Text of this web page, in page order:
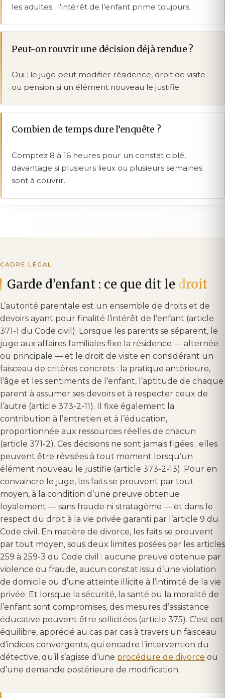
les adultes ; l’intérêt de l’enfant prime toujours.
Peut-on rouvrir une décision déjà rendue ?
Oui : le juge peut modifier résidence, droit de visite
ou pension si un élément nouveau le justifie.
Combien de temps dure l’enquête ?
Comptez 8 à 16 heures pour un constat ciblé,
davantage si plusieurs lieux ou plusieurs semaines
sont à couvrir.
CADRE LÉGAL
Garde d’enfant : ce que dit le droit
L’autorité parentale est un ensemble de droits et de
devoirs ayant pour finalité l’intérêt de l’enfant (article
371-1 du Code civil). Lorsque les parents se séparent, le
juge aux affaires familiales fixe la résidence — alternée
ou principale — et le droit de visite en considérant un
faisceau de critères concrets : la pratique antérieure,
l’âge et les sentiments de l’enfant, l’aptitude de chaque
parent à assumer ses devoirs et à respecter ceux de
l’autre (article 373-2-11). Il fixe également la
contribution à l’entretien et à l’éducation,
proportionnée aux ressources réelles de chacun
(article 371-2). Ces décisions ne sont jamais figées : elles
peuvent être révisées à tout moment lorsqu’un
élément nouveau le justifie (article 373-2-13). Pour en
convaincre le juge, les faits se prouvent par tout
moyen, à la condition d’une preuve obtenue
loyalement — sans fraude ni stratagème — et dans le
respect du droit à la vie privée garanti par l’article 9 du
Code civil. En matière de divorce, les faits se prouvent
par tout moyen, sous deux limites posées par les articles
259 à 259-3 du Code civil : aucune preuve obtenue par
violence ou fraude, aucun constat issu d’une violation
de domicile ou d’une atteinte illicite à l’intimité de la vie
privée. Et lorsque la sécurité, la santé ou la moralité de
l’enfant sont compromises, des mesures d’assistance
éducative peuvent être sollicitées (article 375). C’est cet
équilibre, apprécié au cas par cas à travers un faisceau
d’indices convergents, qui encadre l’intervention du
détective, qu’il s’agisse d’une procédure de divorce ou
d’une demande postérieure de modification.